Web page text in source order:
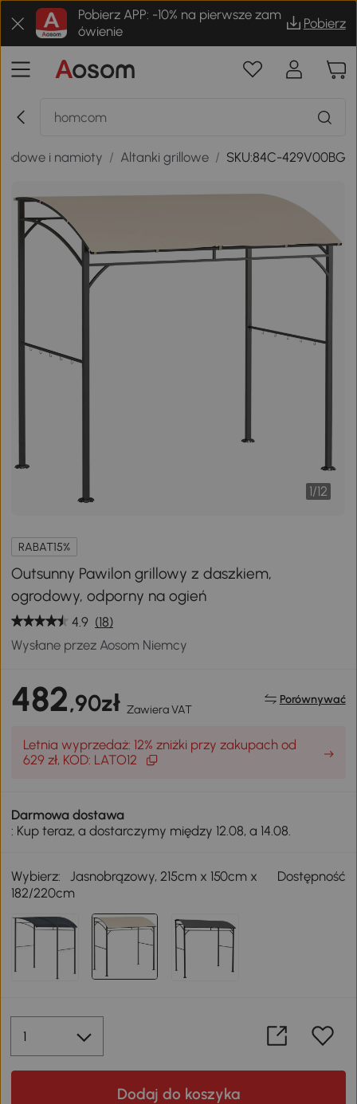
Pobierz APP: -10% na pierwsze zam
ówienie
Pobierz
i namioty / Altanki grillowe / SKU:84C-429V00BG
1/12
RABAT15%
Outsunny Pawilon grillowy z daszkiem,
ogrodowy, odporny na ogień
4.9 (18)
Wysłane przez Aosom Niemcy
482,90zł Zawiera VAT
Porównywać
Letnia wyprzedaż: 12% zniżki przy zakupach od
629 zł, KOD: LATO12
Darmowa dostawa
: Kup teraz, a dostarczymy między 12.08, a 14.08.
Wybierz:
Jasnobrązowy, 215cm x 150cm x
182/220cm
Dostępność
Dodaj do koszyka